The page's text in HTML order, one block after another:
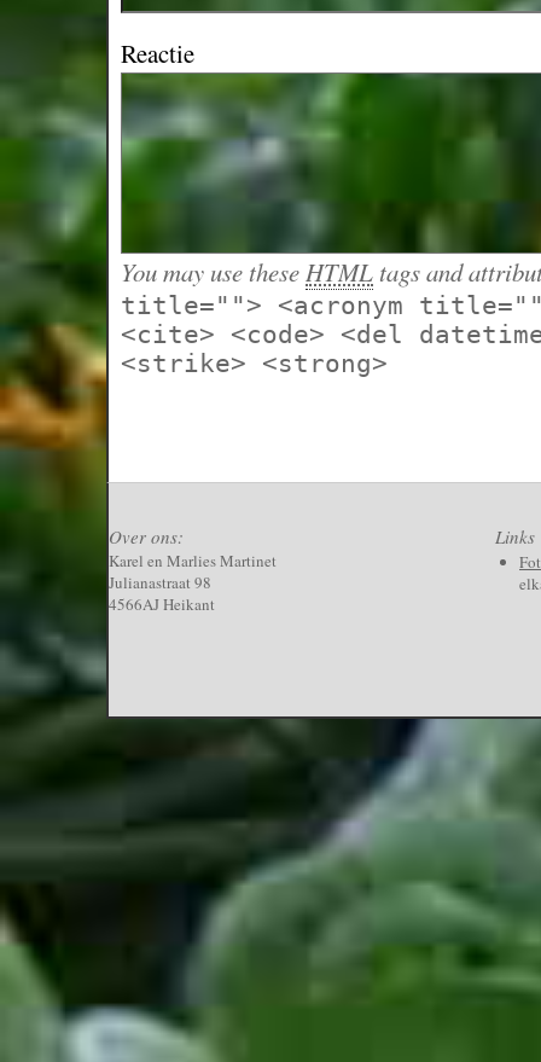
Reactie
You may use theseHTML tags and
title=""> <acronym
<cite> <code> <del
<strike> <strong>
Over ons:
Karel en Marlies Martinet
Julianastraat 98
4566AJ Heikant
Links